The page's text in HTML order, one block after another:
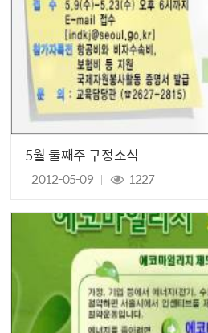
5월 둘째주 구정소식
2012-05-09 1227